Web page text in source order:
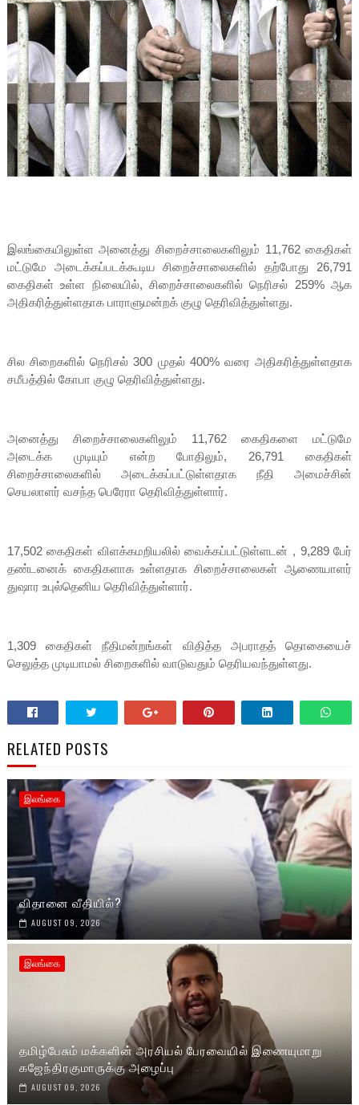
இலங்கையிலுள்ள அனைத்து சிறைச்சாலைகளிலும் 11,762 கைதிகள்
மட்டுமே அடைக்கப்படக்கூடிய சிறைச்சாலைகளில் தற்போது 26,791
கைதிகள் உள்ள நிலையில், சிறைச்சாலைகளில் நெரிசல் 259% ஆக
அதிகரித்துள்ளதாக பாராளுமன்றக் குழு தெரிவித்துள்ளது.
சில சிறைகளில் நெரிசல் 300 முதல் 400% வரை அதிகரித்துள்ளதாக
சமீபத்தில் கோபா குழு தெரிவித்துள்ளது.
அனைத்து சிறைச்சாலைகளிலும் 11,762 கைதிகளை மட்டுமே
அடைக்க முடியும் என்ற போதிலும், 26,791 கைதிகள்
சிறைச்சாலைகளில் அடைக்கப்பட்டுள்ளதாக நீதி அமைச்சின்
செயலாளர் வசந்த பெரேரா தெரிவித்துள்ளார்.
17,502 கைதிகள் விளக்கமறியலில் வைக்கப்பட்டுள்ளடன் , 9,289 பேர்
தண்டனைக் கைதிகளாக உள்ளதாக சிறைச்சாலைகள் ஆணையாளர்
துஷார உபுல்தெனிய தெரிவித்துள்ளார்.
1,309 கைதிகள் நீதிமன்றங்கள் விதித்த அபராதத் தொகையைச்
செலுத்த முடியாமல் சிறைகளில் வாடுவதும் தெரியவந்துள்ளது.
RELATED POSTS
இலங்கை
விதானை வீதியில்?
AUGUST 09, 2026
இலங்கை
தமிழ்பேசும் மக்களின் அரசியல் பேரவையில் இணையுமாறு
கஜேந்திரகுமாருக்கு அழைப்பு
AUGUST 09, 2026